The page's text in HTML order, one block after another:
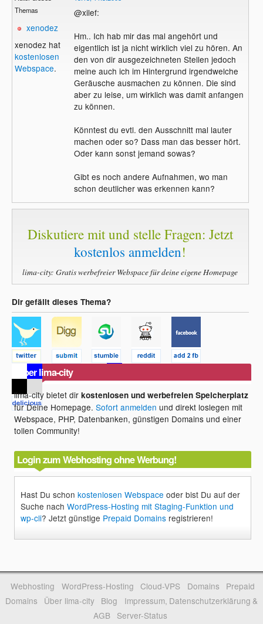
Themas
xenodez
xenodez hat
kostenlosen
Webspace.
@xilef:
Hm.. Ich hab mir das mal angehört und
eigentlich ist ja nicht wirklich viel zu hören. An
den von dir ausgezeichneten Stellen jedoch
meine auch ich im Hintergrund irgendwelche
Geräusche ausmachen zu können. Die sind
aber zu leise, um wirklich was damit anfangen
zu können.
Könntest du evtl. den Ausschnitt mal lauter
machen oder so? Dass man das besser hört.
Oder kann sonst jemand sowas?
Gibt es noch andere Aufnahmen, wo man
schon deutlicher was erkennen kann?
Diskutiere mit und stelle Fragen: Jetzt
kostenlos anmelden!
lima-city: Gratis werbefreier Webspace für deine eigene Homepage
Dir gefällt dieses Thema?
Über lima-city
lima-city bietet dirkostenlosen und werbefreien Speicherplatz
für Deine Homepage.Sofort anmelden und direkt loslegen mit
Webspace, PHP, Datenbanken, günstigen Domains und einer
tollen Community!
Login zum Webhosting ohne Werbung!
Hast Du schonkostenlosen Webspace oder bist Du auf der
Suche nachWordPress-Hosting mit Staging-Funktion und
wp-cli? Jetzt günstige Prepaid Domains registrieren!
Webhosting WordPress-Hosting Cloud-VPS Domains
Prepaid
Domains
Über lima-city Blog
Impressum, Datenschutzerklärung &
AGB
Server-Status